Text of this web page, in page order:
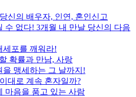
신의 배우자, 인연, 혼인신고
수 없다! 3개월 내 만날 당신의 다음
세포를 깨워라!
확률과 만남, 사랑
을 맹세하는 그 날까지!
대로 계속 혼자일까?
마음을 품고 있는 사람